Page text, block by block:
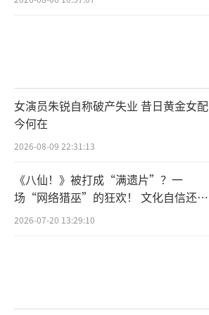
女演员朱锐自称破产失业 昔日黄金女配
今何在
2026-08-09 22:31:13
《八仙！》被打成“满遗片”？一
场“网络猎巫”的狂欢！ 文化自信还是
焦虑？
2026-07-20 13:29:10